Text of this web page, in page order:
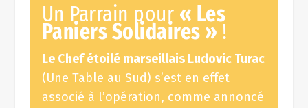
Un Parrain pour « Les
Paniers Solidaires » !
Le Chef étoilé marseillais Ludovic Turac
(Une Table au Sud) s’est en effet
associé à l’opération, comme annoncé